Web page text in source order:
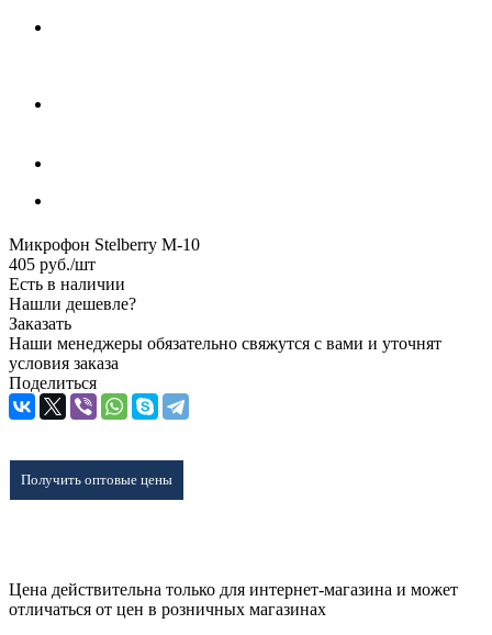
Микрофон Stelberry M-10
405 руб./шт
Есть в наличии
Нашли дешевле?
Заказать
Наши менеджеры обязательно свяжутся с вами и уточнят
условия заказа
Поделиться
Получить оптовые цены
Цена действительна только для интернет-магазина и может
отличаться от цен в розничных магазинах